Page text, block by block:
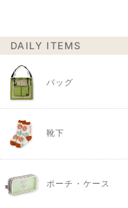
DAILY ITEMS
バッグ
靴下
ポーチ・ケース